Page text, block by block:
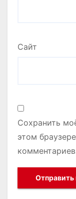
Сайт
Сохранить
этом